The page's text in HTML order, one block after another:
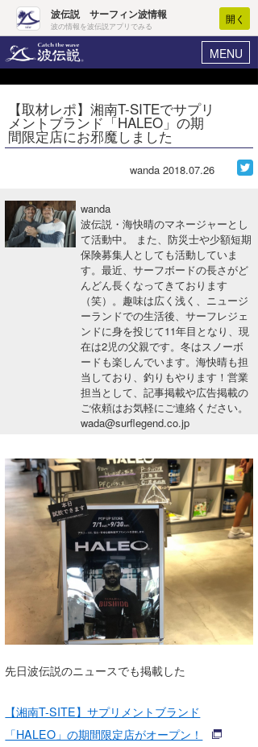
波伝説 サーフィン波情報
波の情報を波伝説アプリでみる
開く
MENU
ヘルプ マイホーム
ログイン
WAVE HUNTER波予想ツール
気象情報
サーフィンエリアガイド
会員メニュー
今月のプレゼント
【取材レポ】湘南T-SITEでサプリ
メントブランド「HALEO」の期
間限定店にお邪魔しました
wanda 2018.07.26
wanda
波伝説・海快晴のマネージャーとし
て活動中。 また、防災士や少額短期
保険募集人としても活動していま
す。最近、サーフボードの長さがど
んどん長くなってきております
（笑）。趣味は広く浅く、ニュージ
ーランドでの生活後、サーフレジェ
ンドに身を投じて11年目となり、現
在は2児の父親です。冬はスノーボ
ードも楽しんでいます。海快晴も担
当しており、釣りもやります！営業
担当として、記事掲載や広告掲載の
ご依頼はお気軽にご連絡ください。
wada@surflegend.co.jp
先日波伝説のニュースでも掲載した
【湘南T-SITE】サプリメントブランド
「HALEO」の期間限定店がオープン！
Core Surf Japan
コンテスト
ファッション/グッズ
アート＆エンタメ
コラム
ショップ情報
ショップ情報
千葉南
大阪
四国
沖縄
VOTE!
サーファーズ
ライター/寄稿メディア
Core Surf Japan